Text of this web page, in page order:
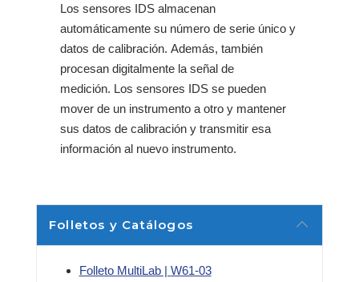
Los sensores IDS almacenan
automáticamente su número de serie único y
datos de calibración. Además, también
procesan digitalmente la señal de
medición. Los sensores IDS se pueden
mover de un instrumento a otro y mantener
sus datos de calibración y transmitir esa
información al nuevo instrumento.
Folletos y Catálogos
Folleto MultiLab | W61-03